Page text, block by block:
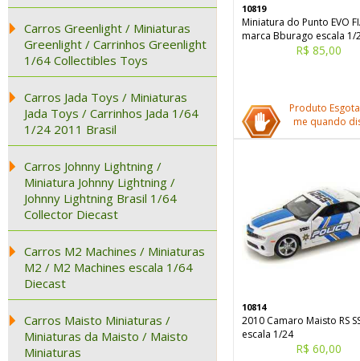
Carros Greenlight / Miniaturas
Greenlight / Carrinhos Greenlight
1/64 Collectibles Toys
Carros Jada Toys / Miniaturas
Jada Toys / Carrinhos Jada 1/64
1/24 2011 Brasil
Carros Johnny Lightning /
Miniatura Johnny Lightning /
Johnny Lightning Brasil 1/64
Collector Diecast
Carros M2 Machines / Miniaturas
M2 / M2 Machines escala 1/64
Diecast
Carros Maisto Miniaturas /
Miniaturas da Maisto / Maisto
Miniaturas
10819
Miniatura do Punto EVO
marca Bburago escala 1/
R$ 85,00
Produto
me quando
10814
2010 Camaro Maisto RS
escala 1/24
R$ 60,00